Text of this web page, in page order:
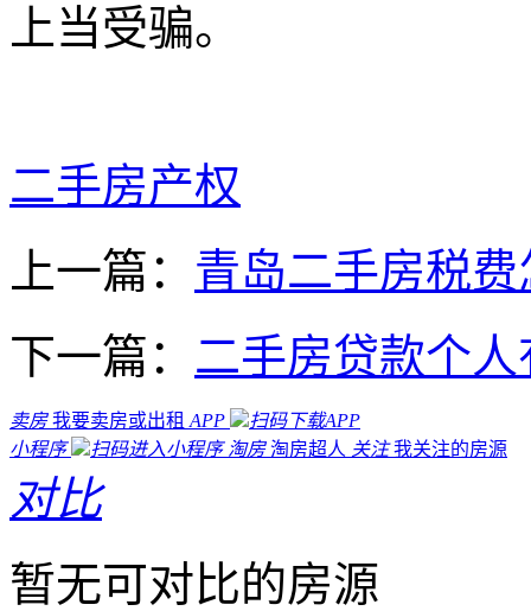
上当受骗。
二手房产权
上一篇： 青岛二手房税
下一篇： 二手房贷款个
卖房 我要卖房或出租 APP
扫码下载APP
小程序
扫码进入小程序 淘房 淘房超人 关注 我关注的房源
对比
暂无可对比的房源